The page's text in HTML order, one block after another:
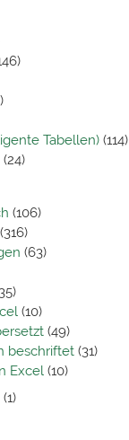
Tabellen)(114)
(24)
(106)
(63)
(10)
(49)
beschriftet(31)
Excel(10)
(1)